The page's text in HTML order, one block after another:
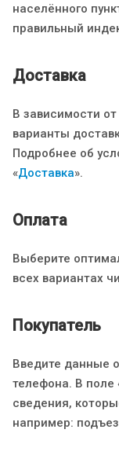
населённого
правильный
Доставка
В зависимости
варианты
Подробнее об
«Доставка».
Оплата
Выберите
всех вариантах
Покупатель
Введите данные
телефона. В поле
сведения,
например: